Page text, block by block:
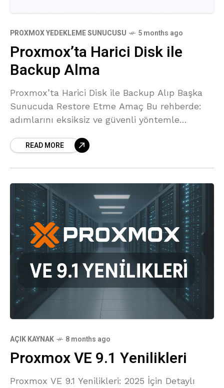
PROXMOX YEDEKLEME SUNUCUSU 5 months ago
Proxmox’ta Harici Disk ile
Backup Alma
Proxmox’ta Harici Disk ile Backup Alıp Başka
Sunucuda Restore Etme Amaç Bu rehberde:
adımlarını eksiksiz ve güvenli yöntemle
için idealdir.
PRX-1 ÜZERİNDE BACKUP
READ MORE
AÇIK KAYNAK 8 months ago
Proxmox VE 9.1 Yenilikleri
Proxmox VE 9.1 Yenilikleri: 2025 İçin Detaylı